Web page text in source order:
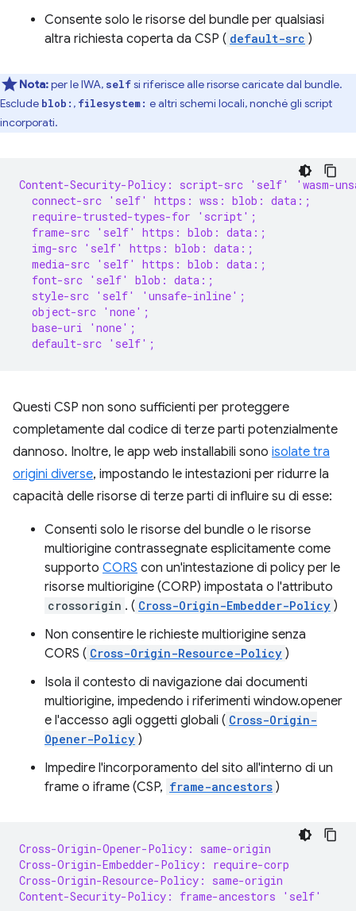
Consente solo le risorse del bundle per qualsiasi
altra richiesta coperta da CSP ( default-src )
Nota:per le IWA, selfsi riferisce alle risorse caricate dal bundle.
Esclude blob: , filesystem: e altri schemi locali, nonché gli script
incorporati.
Content-Security-Policy: script-src 'self' 'wasm-
  connect-src 'self' https: wss: blob: data:;
  require-trusted-types-for 'script';
  frame-src 'self' https: blob: data:;
  img-src 'self' https: blob: data:;
  media-src 'self' https: blob: data:;
  font-src 'self' blob: data:;
  style-src 'self' 'unsafe-inline';
  object-src 'none';
  base-uri 'none';
  default-src 'self';
Questi CSP non sono sufficienti per proteggere
completamente dal codice di terze parti potenzialmente
dannoso. Inoltre, le app web installabili sono isolate tra
origini diverse, impostando le intestazioni per ridurre la
capacità delle risorse di terze parti di influire su di esse:
Consenti solo le risorse del bundle o le risorse
multiorigine contrassegnate esplicitamente come
supporto CORS con un'intestazione di policy per le
risorse multiorigine (CORP) impostata o l'attributo
crossorigin . ( Cross-Origin-Embedder-Policy )
Non consentire le richieste multiorigine senza
CORS ( Cross-Origin-Resource-Policy )
Isola il contesto di navigazione dai documenti
multiorigine, impedendo i riferimenti window.opener
e l'accesso agli oggetti globali ( Cross-Origin-
Opener-Policy )
Impedire l'incorporamento del sito all'interno di un
frame o iframe (CSP, frame-ancestors )
Cross-Origin-Opener-Policy: same-origin
Cross-Origin-Embedder-Policy: require-corp
Cross-Origin-Resource-Policy: same-origin
Content-Security-Policy: frame-ancestors 'self'